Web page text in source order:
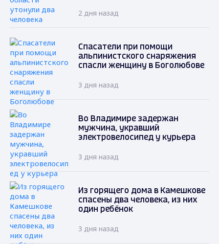
2 дня назад
Спасатели при помощи
альпинистского снаряжения
спасли женщину в Боголюбове
3 дня назад
Во Владимире задержан
мужчина, укравший
электровелосипед у курьера
3 дня назад
Из горящего дома в Камешкове
спасены два человека, из них
один ребёнок
3 дня назад